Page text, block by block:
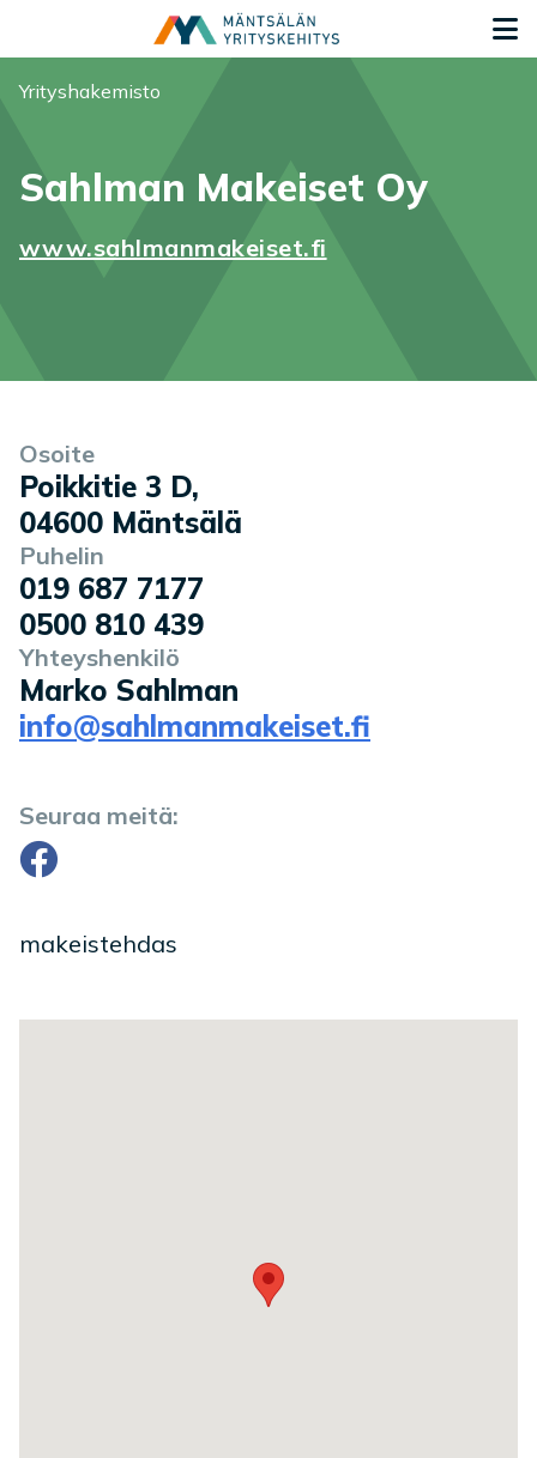
Olet tässä:
Yrityshakemisto
Sahlman Makeiset Oy
www.sahlmanmakeiset.fi
Yrityksen tiedot
Osoite
Poikkitie 3 D,
04600 Mäntsälä
Puhelin
019 687 7177
0500 810 439
Yhteyshenkilö
Marko Sahlman
info@sahlmanmakeiset.fi
Seuraa meitä:
Facebook
Palvelukuvaus
makeistehdas